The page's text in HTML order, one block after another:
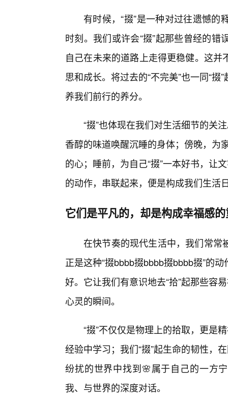
有时候，“掇”是一种对过往遗憾
时刻。我们或许会“掇”起那些曾经的
自己在未来的道路上走得更稳健。这
思和成长。将过去的“不完美”也一同“
养我们前行的养分。
“掇”也体现在我们对生活细节的关
香醇的味道唤醒沉睡的身体；傍晚，为
的心；睡前，为自己“掇”一本好书，让
的动作，串联起来，便是构成我们生活
它们是平凡的，却是构成幸福感
在快节奏的现代生活中，我们常常
正是这种“掇bbbb掇bbbb掇bbbb掇”的
好。它让我们有意识地去“拾”起那些容
心灵的瞬间。
“掇”不仅仅是物理上的拾取，更是
经验中学习；我们“掇”起生命的韧性，
纷扰的世界中找到🌸属于自己的一方
我、与世界的深度对话。